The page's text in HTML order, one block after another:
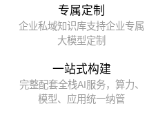
专属定制
企业私域知识库支持企业专属
大模型定制
一站式构建
完整配套全栈AI服务，算力、
模型、应用统一纳管